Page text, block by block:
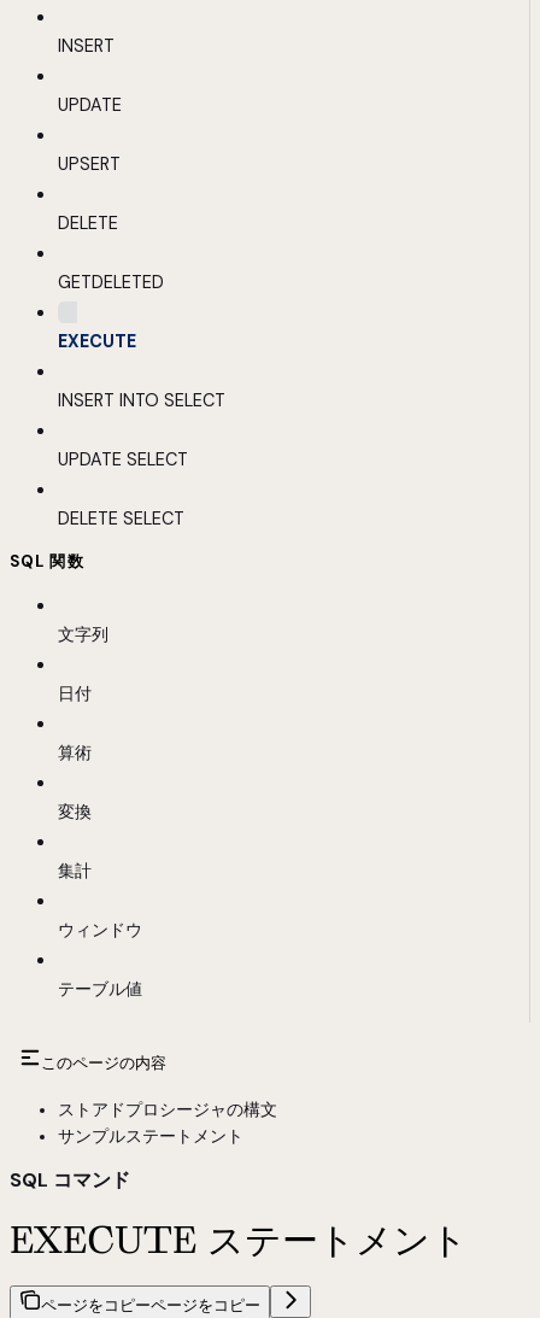
INSERT
UPDATE
UPSERT
DELETE
GETDELETED
EXECUTE
INSERT INTO SELECT
UPDATE SELECT
DELETE SELECT
SQL 関数
文字列
日付
算術
変換
集計
ウィンドウ
テーブル値
このページの内容
ストアドプロシージャの構文
サンプルステートメント
SQL コマンド
EXECUTE ステートメント
ページをコピーページをコピー